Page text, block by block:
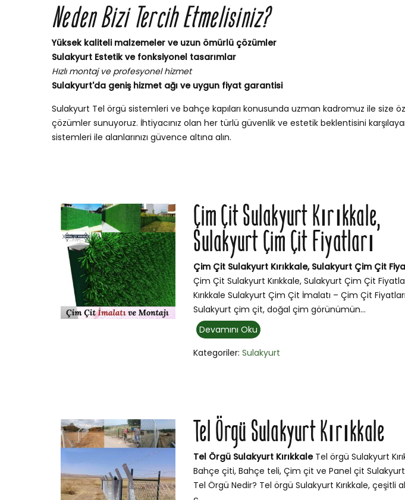
Neden Bizi Tercih Etmelisiniz?
Yüksek kaliteli malzemeler ve uzun ömürlü çözümler
Sulakyurt Estetik ve fonksiyonel tasarımlar
Hızlı montaj ve profesyonel hizmet
Sulakyurt'da geniş hizmet ağı ve uygun fiyat garantisi
Sulakyurt Tel örgü sistemleri ve bahçe kapıları konusunda uzman kadromuz ile size
çözümler sunuyoruz. İhtiyacınız olan her türlü güvenlik ve estetik beklentisini
sistemleri ile alanlarınızı güvence altına alın.
Çim Çit Sulakyurt Kırıkkale,
Sulakyurt Çim Çit Fiyatları
Çim Çit Sulakyurt Kırıkkale, Sulakyurt Çim Çit
Çim Çit Sulakyurt Kırıkkale, Sulakyurt Çim Çit
Kırıkkale Sulakyurt Çim Çit İmalatı – Çim Çit Fiyatları
Sulakyurt çim çit, doğal çim görünümün...
Devamını Oku
Kategoriler:Sulakyurt
Tel Örgü Sulakyurt Kırıkkale
Tel Örgü Sulakyurt KırıkkaleTel örgü Sulakyurt
Bahçe çiti, Bahçe teli, Çim çit ve Panel çit Sulakyurt
Tel Örgü Nedir? Tel örgü Sulakyurt Kırıkkale, çeşitli